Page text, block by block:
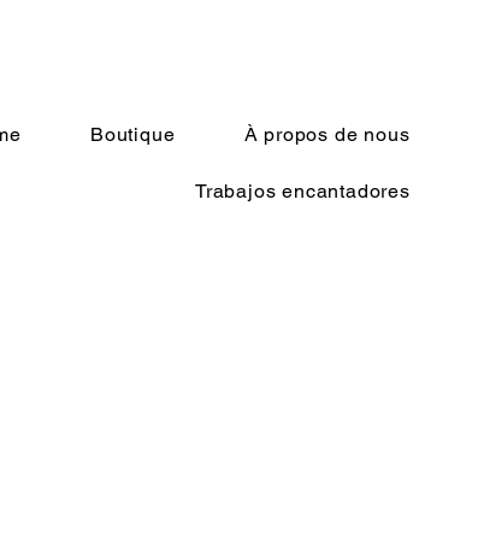
Boutique À propos de nous
Trabajos encantadores